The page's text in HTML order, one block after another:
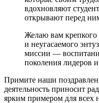
вдохновляют
открывают перед
Желаю вам крепкого
и неугасаемого
миссии —
поколения лидеров
Примите наши
деятельность приносит
ярким примером для всех